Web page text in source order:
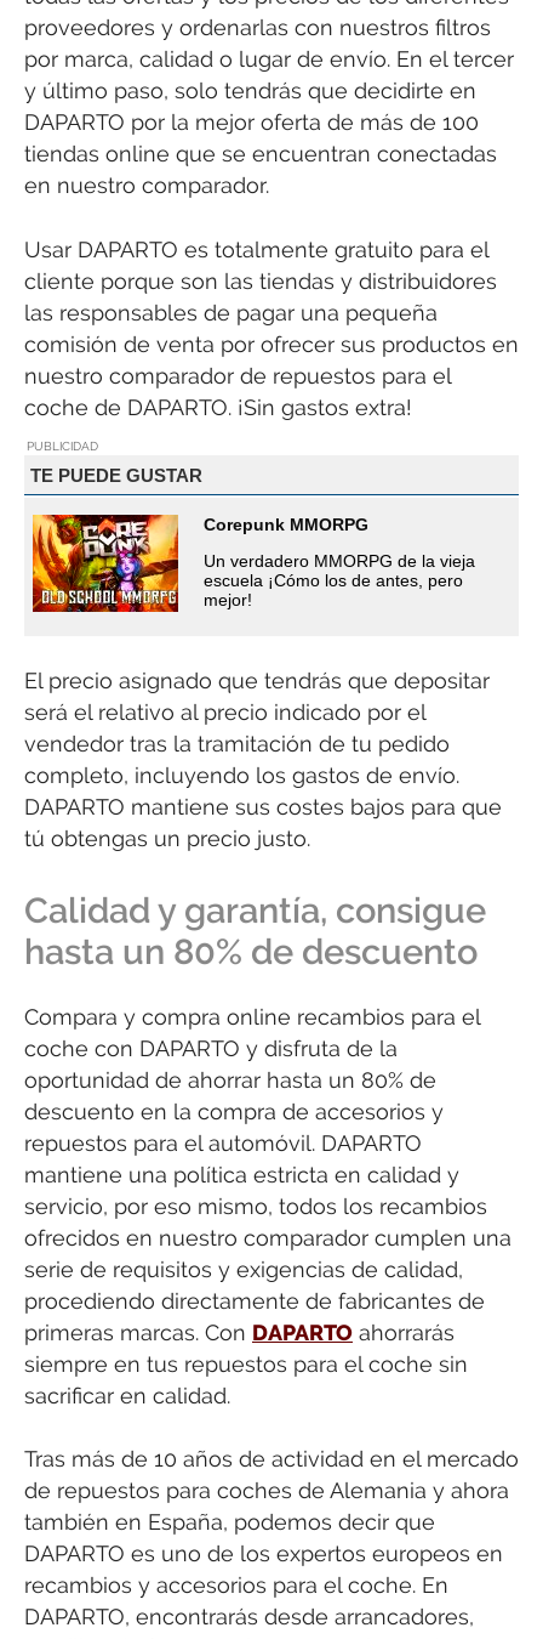
proveedores y ordenarlas con nuestros filtros
por marca, calidad o lugar de envío. En el tercer
y último paso, solo tendrás que decidirte en
DAPARTO por la mejor oferta de más de 100
tiendas online que se encuentran conectadas
en nuestro comparador.
Usar DAPARTO es totalmente gratuito para el
cliente porque son las tiendas y distribuidores
las responsables de pagar una pequeña
comisión de venta por ofrecer sus productos en
nuestro comparador de repuestos para el
coche de DAPARTO. ¡Sin gastos extra!
PUBLICIDAD
TE PUEDE GUSTAR
Corepunk MMORPG
Un verdadero MMORPG de la vieja
escuela ¡Cómo los de antes, pero
mejor!
El precio asignado que tendrás que depositar
será el relativo al precio indicado por el
vendedor tras la tramitación de tu pedido
completo, incluyendo los gastos de envío.
DAPARTO mantiene sus costes bajos para que
tú obtengas un precio justo.
Calidad y garantía, consigue
hasta un 80% de descuento
Compara y compra online recambios para el
coche con DAPARTO y disfruta de la
oportunidad de ahorrar hasta un 80% de
descuento en la compra de accesorios y
repuestos para el automóvil. DAPARTO
mantiene una política estricta en calidad y
servicio, por eso mismo, todos los recambios
ofrecidos en nuestro comparador cumplen una
serie de requisitos y exigencias de calidad,
procediendo directamente de fabricantes de
primeras marcas. Con DAPARTO ahorrarás
siempre en tus repuestos para el coche sin
sacrificar en calidad.
Tras más de 10 años de actividad en el mercado
de repuestos para coches de Alemania y ahora
también en España, podemos decir que
DAPARTO es uno de los expertos europeos en
recambios y accesorios para el coche. En
DAPARTO, encontrarás desde arrancadores,